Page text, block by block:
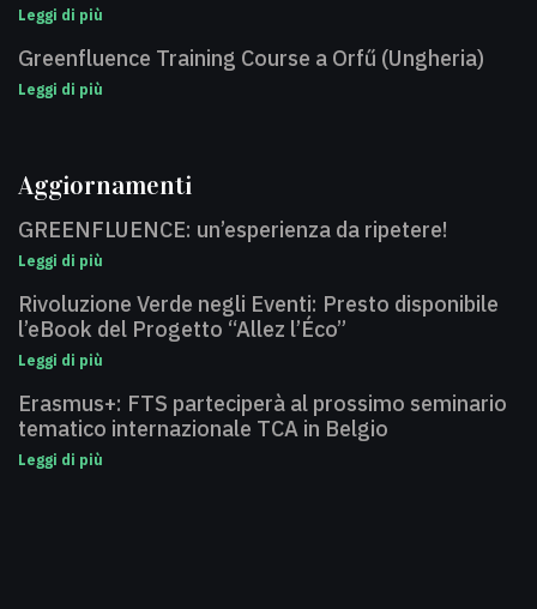
Leggi di più
Greenfluence Training Course a Orfű (Ungheria)
Leggi di più
Aggiornamenti
GREENFLUENCE: un’esperienza da ripetere!
Leggi di più
Rivoluzione Verde negli Eventi: Presto disponibile
l’eBook del Progetto “Allez l’Éco”
Leggi di più
Erasmus+: FTS parteciperà al prossimo seminario
tematico internazionale TCA in Belgio
Leggi di più